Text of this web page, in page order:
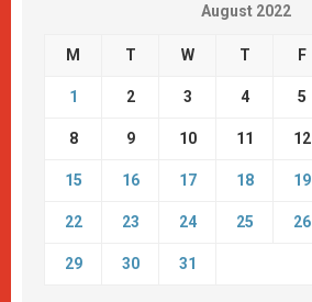
August 2022
M T W T F
1 2 3 4 5
8 9 10 11 12
15 16 17 18 19
22 23 24 25 26
29 30 31